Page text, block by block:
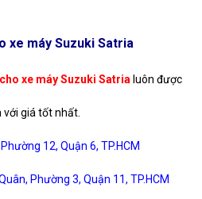
xe máy Suzuki Satria
xe máy Suzuki Satria luôn được
với giá tốt nhất.
12, Quận 6, TP.HCM
Phường 3, Quận 11, TP.HCM